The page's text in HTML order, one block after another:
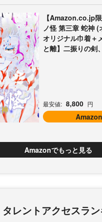
【Amazon.co.jp
ノ怪 第三章 蛇神
オリジナル巾着＋
と離】二振りの剣
最安値: 8,800 円
Amazonでもっと見る
タレントアクセスラ